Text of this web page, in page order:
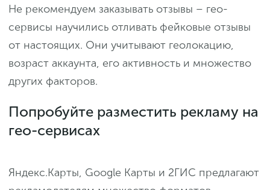
Не рекомендуем заказывать отзывы – гео-
сервисы научились отливать фейковые отзывы
от настоящих. Они учитывают геолокацию,
возраст аккаунта, его активность и множество
других факторов.
Попробуйте разместить рекламу на
гео-сервисах
Яндекс.Карты, Google Карты и 2ГИС предлагают